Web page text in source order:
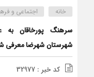
خانه اجتماعی و
سرهنگ پورخاقان به
شهرستان شهرضا معرفی
کد خبر : 32977